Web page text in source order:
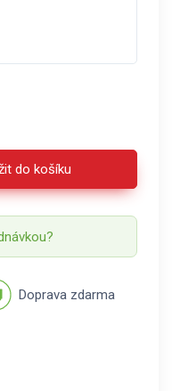
do košíku
Doprava zdarma